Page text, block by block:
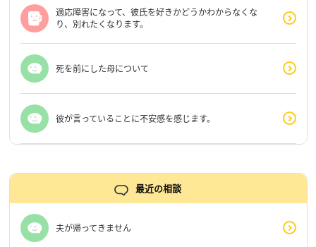
適応障害になって、彼氏を好きかどうかわからなくな
り、別れたくなります。
死を前にした母について
彼が言っていることに不安感を感じます。
最近の相談
夫が帰ってきません